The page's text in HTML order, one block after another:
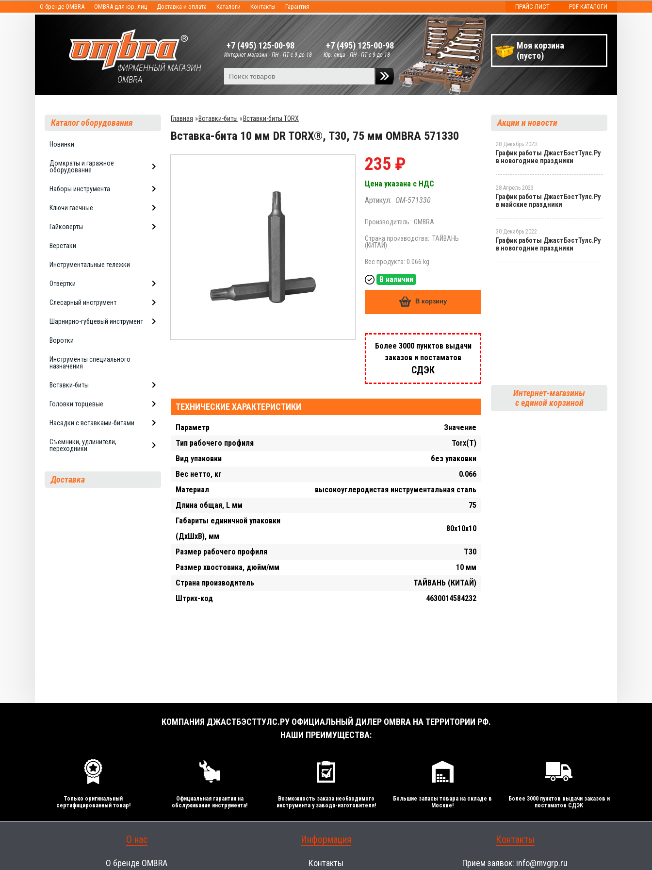
О бренде OMBRA OMBRA для юр. лиц Доставка и оплата Каталоги Контакты Гарантия ПРАЙС-ЛИСТ PDF КАТАЛОГИ
ФИРМЕННЫЙ МАГАЗИН
OMBRA
+7 (495) 125-00-98
Интернет магазин - ПН - ПТ с 9 до 18
+7 (495) 125-00-98
Юр. лица - ПН - ПТ с 9 до 18
Моя корзина
(пусто)
Каталог оборудования
Новинки
Домкраты и гаражное
оборудование
Наборы инструмента
Ключи гаечные
Гайковерты
Верстаки
Инструментальные тележки
Отвёртки
Слесарный инструмент
Шарнирно-губцевый инструмент
Воротки
Инструменты специального
назначения
Вставки-биты
Головки торцевые
Насадки с вставками-битами
Съемники, удлинители,
переходники
Доставка
Главная »Вставки-биты »Вставки-биты TORX
Вставка-бита 10 мм DR TORX®, T30, 75 мм OMBRA 571330
235 ₽
Цена указана с НДС
Артикул: OM-571330
Производитель: OMBRA
Страна производства: ТАЙВАНЬ
(КИТАЙ)
Вес продукта: 0.066 kg
В наличии
В корзину
Более 3000 пунктов выдачи
заказов и постаматов
СДЭК
ТЕХНИЧЕСКИЕ ХАРАКТЕРИСТИКИ
Параметр
Значение
Тип рабочего профиля
Torx(T)
Вид упаковки
без упаковки
Вес нетто, кг
0.066
Материал
высокоуглеродистая инструментальная сталь
Длина общая, L мм
75
Габариты единичной упаковки
(ДхШхВ), мм
80х10х10
Размер рабочего профиля
T30
Размер хвостовика, дюйм/мм
10 мм
Страна производитель
ТАЙВАНЬ (КИТАЙ)
Штрих-код
4630014584232
Акции и новости
28 Декабрь 2023
График работы ДжастБэстТулс.Ру
в новогодние праздники
28 Апрель 2023
График работы ДжастБэстТулс.Ру
в майские праздники
30 Декабрь 2022
График работы ДжастБэстТулс.Ру
в новогодние праздники
Интернет-магазины
с единой корзиной
КОМПАНИЯ ДЖАСТБЭСТТУЛС.РУ ОФИЦИАЛЬНЫЙ ДИЛЕР OMBRA НА ТЕРРИТОРИИ РФ.
НАШИ ПРЕИМУЩЕСТВА:
Только оригинальный
сертифицированный товар!
Официальная гарантия на
обслуживание инструмента!
Возможность заказа необходимого
инструмента у завода-изготовителя!
Большие запасы товара на складе в
Москве!
Более 3000 пунктов выдачи заказов и
постаматов СДЭК
О нас
О бренде OMBRA
Информация
Контакты
Контакты
Прием заявок: info@mvgrp.ru